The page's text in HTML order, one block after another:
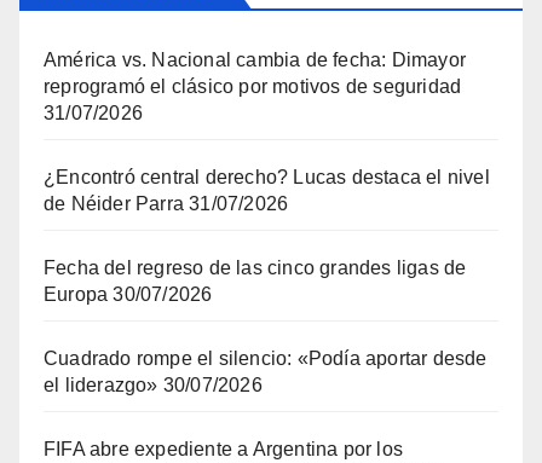
América vs. Nacional cambia de fecha: Dimayor
reprogramó el clásico por motivos de seguridad
31/07/2026
¿Encontró central derecho? Lucas destaca el nivel
de Néider Parra 31/07/2026
Fecha del regreso de las cinco grandes ligas de
Europa 30/07/2026
Cuadrado rompe el silencio: «Podía aportar desde
el liderazgo» 30/07/2026
FIFA abre expediente a Argentina por los